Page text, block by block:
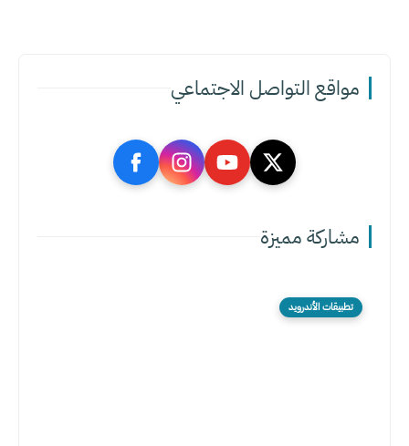
مواقع التواصل الاجتماعي
مشاركة مميزة
تطبيقات الأندرويد